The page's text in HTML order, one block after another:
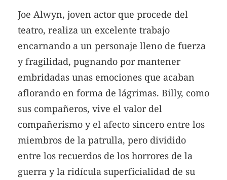
Joe Alwyn, joven actor que procede del
teatro, realiza un excelente trabajo
encarnando a un personaje lleno de fuerza
y fragilidad, pugnando por mantener
embridadas unas emociones que acaban
aflorando en forma de lágrimas. Billy, como
sus compañeros, vive el valor del
compañerismo y el afecto sincero entre los
miembros de la patrulla, pero dividido
entre los recuerdos de los horrores de la
guerra y la ridícula superficialidad de su